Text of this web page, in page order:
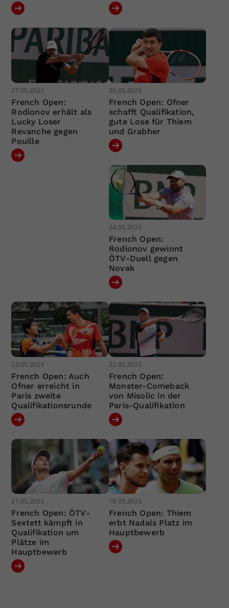
27.05.2023
French Open:
Rodionov erhält als
Lucky Loser
Revanche gegen
Pouille
26.05.2023
French Open: Ofner
schafft Qualifikation,
gute Lose für Thiem
und Grabher
24.05.2023
French Open:
Rodionov gewinnt
ÖTV-Duell gegen
Novak
23.05.2023
French Open: Auch
Ofner erreicht in
Paris zweite
Qualifikationsrunde
22.05.2023
French Open:
Monster-Comeback
von Misolic in der
Paris-Qualifikation
21.05.2023
French Open: ÖTV-
Sextett kämpft in
Qualifikation um
Plätze im
Hauptbewerb
18.05.2023
French Open: Thiem
erbt Nadals Platz im
Hauptbewerb